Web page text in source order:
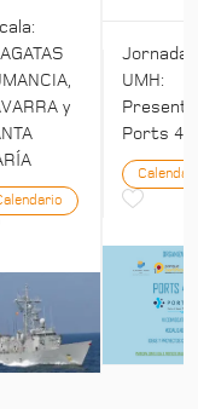
y
Jornadas
UMH:
Ports 4:0